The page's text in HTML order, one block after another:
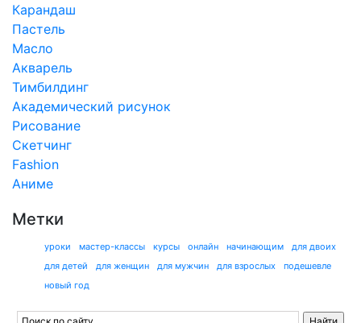
Карандаш
Пастель
Масло
Акварель
Тимбилдинг
Академический рисунок
Рисование
Скетчинг
Fashion
Аниме
Метки
уроки мастер-классы курсы онлайн начинающим
для двоих
для детей
для женщин для мужчин для взрослых
подешевле
новый год